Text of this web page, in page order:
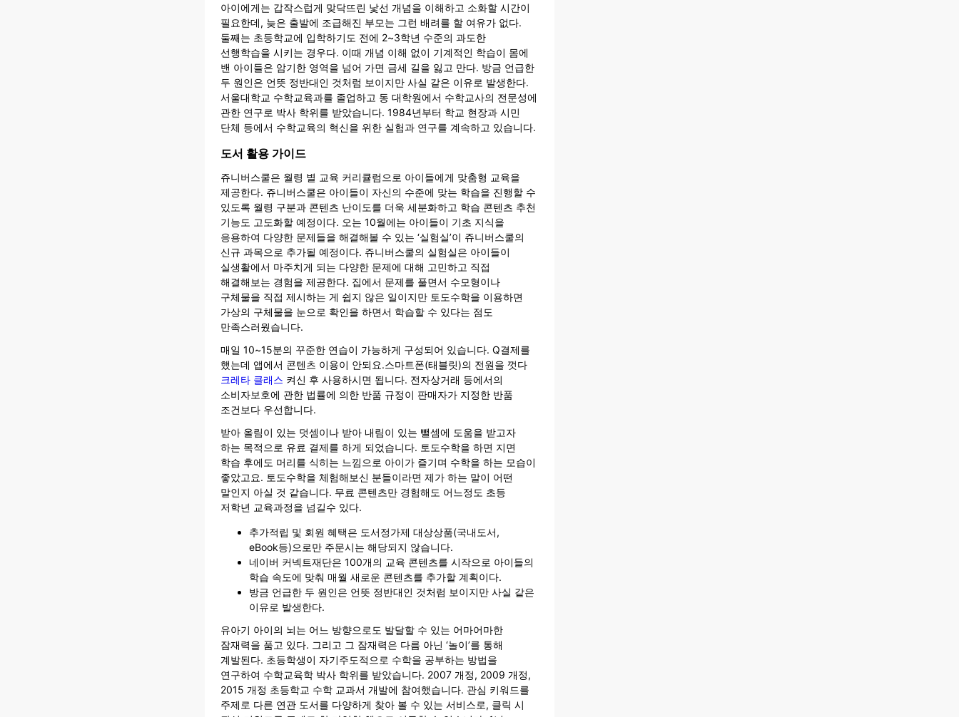
아이에게는 갑작스럽게 맞닥뜨린 낯선 개념을 이해하고 소화할 시간이
필요한데, 늦은 출발에 조급해진 부모는 그런 배려를 할 여유가 없다.
둘째는 초등학교에 입학하기도 전에 2~3학년 수준의 과도한
선행학습을 시키는 경우다. 이때 개념 이해 없이 기계적인 학습이 몸에
밴 아이들은 암기한 영역을 넘어 가면 금세 길을 잃고 만다. 방금 언급한
두 원인은 언뜻 정반대인 것처럼 보이지만 사실 같은 이유로 발생한다.
서울대학교 수학교육과를 졸업하고 동 대학원에서 수학교사의 전문성에
관한 연구로 박사 학위를 받았습니다. 1984년부터 학교 현장과 시민
단체 등에서 수학교육의 혁신을 위한 실험과 연구를 계속하고 있습니다.
도서 활용 가이드
쥬니버스쿨은 월령 별 교육 커리큘럼으로 아이들에게 맞춤형 교육을
제공한다. 쥬니버스쿨은 아이들이 자신의 수준에 맞는 학습을 진행할 수
있도록 월령 구분과 콘텐츠 난이도를 더욱 세분화하고 학습 콘텐츠 추천
기능도 고도화할 예정이다. 오는 10월에는 아이들이 기초 지식을
응용하여 다양한 문제들을 해결해볼 수 있는 ‘실험실’이 쥬니버스쿨의
신규 과목으로 추가될 예정이다. 쥬니버스쿨의 실험실은 아이들이
실생활에서 마주치게 되는 다양한 문제에 대해 고민하고 직접
해결해보는 경험을 제공한다. 집에서 문제를 풀면서 수모형이나
구체물을 직접 제시하는 게 쉽지 않은 일이지만 토도수학을 이용하면
가상의 구체물을 눈으로 확인을 하면서 학습할 수 있다는 점도
만족스러웠습니다.
매일 10~15분의 꾸준한 연습이 가능하게 구성되어 있습니다. Q결제를
했는데 앱에서 콘텐츠 이용이 안되요.스마트폰(태블릿)의 전원을 껏다
크레타 클래스 켜신 후 사용하시면 됩니다. 전자상거래 등에서의
소비자보호에 관한 법률에 의한 반품 규정이 판매자가 지정한 반품
조건보다 우선합니다.
받아 올림이 있는 덧셈이나 받아 내림이 있는 뺄셈에 도움을 받고자
하는 목적으로 유료 결제를 하게 되었습니다. 토도수학을 하면 지면
학습 후에도 머리를 식히는 느낌으로 아이가 즐기며 수학을 하는 모습이
좋았고요. 토도수학을 체험해보신 분들이라면 제가 하는 말이 어떤
말인지 아실 것 같습니다. 무료 콘텐츠만 경험해도 어느정도 초등
저학년 교육과정을 넘길수 있다.
추가적립 및 회원 혜택은 도서정가제 대상상품(국내도서,
eBook등)으로만 주문시는 해당되지 않습니다.
네이버 커넥트재단은 100개의 교육 콘텐츠를 시작으로 아이들의
학습 속도에 맞춰 매월 새로운 콘텐츠를 추가할 계획이다.
방금 언급한 두 원인은 언뜻 정반대인 것처럼 보이지만 사실 같은
이유로 발생한다.
유아기 아이의 뇌는 어느 방향으로도 발달할 수 있는 어마어마한
잠재력을 품고 있다. 그리고 그 잠재력은 다름 아닌 ‘놀이’를 통해
계발된다. 초등학생이 자기주도적으로 수학을 공부하는 방법을
연구하여 수학교육학 박사 학위를 받았습니다. 2007 개정, 2009 개정,
2015 개정 초등학교 수학 교과서 개발에 참여했습니다. 관심 키워드를
주제로 다른 연관 도서를 다양하게 찾아 볼 수 있는 서비스로, 클릭 시